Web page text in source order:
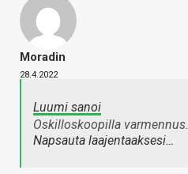
Moradin
28.4.2022
Luumi sanoi
Oskilloskoopilla varmennus.
Napsauta laajentaaksesi…